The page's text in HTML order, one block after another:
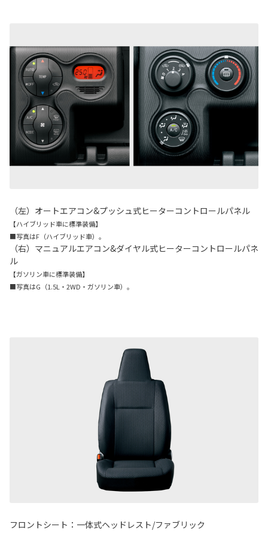
（左）オートエアコン&プッシュ式ヒーターコントロールパネル
【ハイブリッド車に標準装備】
■写真はF（ハイブリッド車）。
（右）マニュアルエアコン&ダイヤル式ヒーターコントロールパネ
ル
【ガソリン車に標準装備】
■写真はG（1.5L・2WD・ガソリン車）。
フロントシート：一体式ヘッドレスト/ファブリック